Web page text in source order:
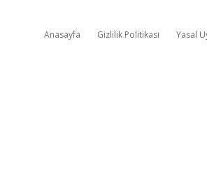
Anasayfa Gizlilik Politikası Yasal